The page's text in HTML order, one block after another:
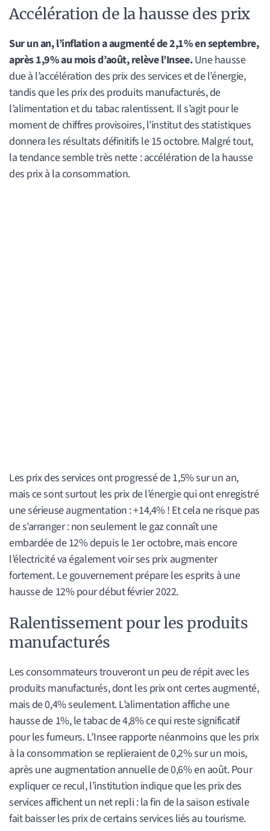
Accélération de la hausse des prix
Sur un an, l’inflation a augmenté de 2,1% en septembre,
après 1,9% au mois d’août, relève l’Insee.Une hausse
due à l’accélération des prix des services et de l’énergie,
tandis que les prix des produits manufacturés, de
l’alimentation et du tabac ralentissent. Il s’agit pour le
moment de chiffres provisoires, l’institut des statistiques
donnera les résultats définitifs le 15 octobre. Malgré tout,
la tendance semble très nette : accélération de la hausse
des prix à la consommation.
Les prix des services ont progressé de 1,5% sur un an,
mais ce sont surtout les prix de l’énergie qui ont enregistré
une sérieuse augmentation : +14,4% ! Et cela ne risque pas
de s’arranger : non seulement le gaz connaît une
embardée de 12% depuis le 1er octobre, mais encore
l’électricité va également voir ses prix augmenter
fortement. Le gouvernement prépare les esprits à une
hausse de 12% pour début février 2022.
Ralentissement pour les produits
manufacturés
Les consommateurs trouveront un peu de répit avec les
produits manufacturés, dont les prix ont certes augmenté,
mais de 0,4% seulement. L’alimentation affiche une
hausse de 1%, le tabac de 4,8% ce qui reste significatif
pour les fumeurs. L’Insee rapporte néanmoins que les prix
à la consommation se replieraient de 0,2% sur un mois,
après une augmentation annuelle de 0,6% en août. Pour
expliquer ce recul, l’institution indique que les prix des
services affichent un net repli : la fin de la saison estivale
fait baisser les prix de certains services liés au tourisme.